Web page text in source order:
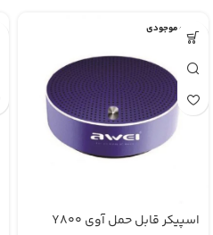
اتمام موجودی
اسپیکر قابل حمل آوی Y800